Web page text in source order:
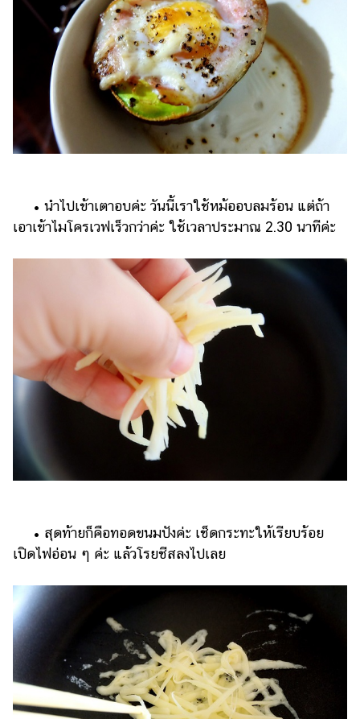
• นำไปเข้าเตาอบค่ะ วันนี้เราใช้หม้ออบลมร้อน แต่ถ้า
เอาเข้าไมโครเวฟเร็วกว่าค่ะ ใช้เวลาประมาณ 2.30 นาทีค่ะ
• สุดท้ายก็คือทอดขนมปังค่ะ เช็ดกระทะให้เรียบร้อย
เปิดไฟอ่อน ๆ ค่ะ แล้วโรยชีสลงไปเลย